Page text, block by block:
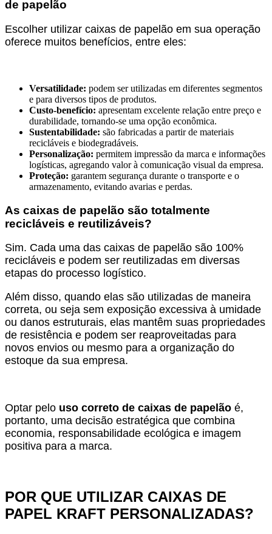
de papelão
Escolher utilizar caixas de papelão em sua operação
oferece muitos benefícios, entre eles:
Versatilidade: podem ser utilizadas em diferentes segmentos
e para diversos tipos de produtos.
Custo-benefício: apresentam excelente relação entre preço e
durabilidade, tornando-se uma opção econômica.
Sustentabilidade: são fabricadas a partir de materiais
recicláveis e biodegradáveis.
Personalização: permitem impressão da marca e informações
logísticas, agregando valor à comunicação visual da empresa.
Proteção: garantem segurança durante o transporte e o
armazenamento, evitando avarias e perdas.
As caixas de papelão são totalmente
recicláveis e reutilizáveis?
Sim. Cada uma das caixas de papelão são 100%
recicláveis e podem ser reutilizadas em diversas
etapas do processo logístico.
Além disso, quando elas são utilizadas de maneira
correta, ou seja sem exposição excessiva à umidade
ou danos estruturais, elas mantêm suas propriedades
de resistência e podem ser reaproveitadas para
novos envios ou mesmo para a organização do
estoque da sua empresa.
Optar pelo uso correto de caixas de papelão é,
portanto, uma decisão estratégica que combina
economia, responsabilidade ecológica e imagem
positiva para a marca.
POR QUE UTILIZAR CAIXAS DE
PAPEL KRAFT PERSONALIZADAS?